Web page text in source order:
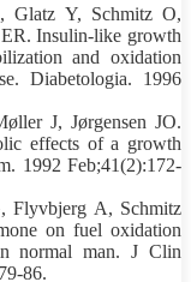
Glatz Y, Schmitz O,
Insulin-like growth
and oxidation
Diabetologia. 1996
J, Jørgensen JO.
effects of a growth
1992 Feb;41(2):172-
Flyvbjerg A, Schmitz
on fuel oxidation
normal man. J Clin
86.